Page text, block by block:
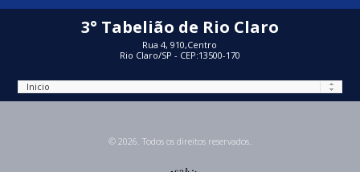
3° Tabelião de Rio Claro
Rua 4, 910,Centro
Rio Claro/SP - CEP:13500-170
© 2026. Todos os direitos reservados.